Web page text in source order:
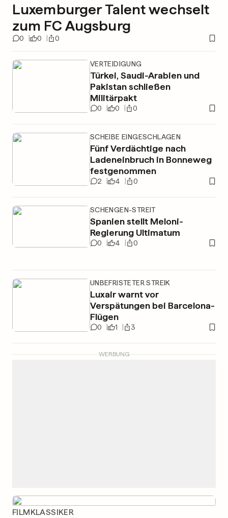
Luxemburger Talent wechselt
zum FC Augsburg
0 0 0
VERTEIDIGUNG
Türkei, Saudi-Arabien und
Pakistan schließen
Militärpakt
0 0 0
SCHEIBE EINGESCHLAGEN
Fünf Verdächtige nach
Ladeneinbruch in Bonneweg
festgenommen
2 4 0
SCHENGEN-STREIT
Spanien stellt Meloni-
Regierung Ultimatum
0 4 0
UNBEFRISTETER STREIK
Luxair warnt vor
Verspätungen bei Barcelona-
Flügen
0 1 3
WERBUNG
FILMKLASSIKER